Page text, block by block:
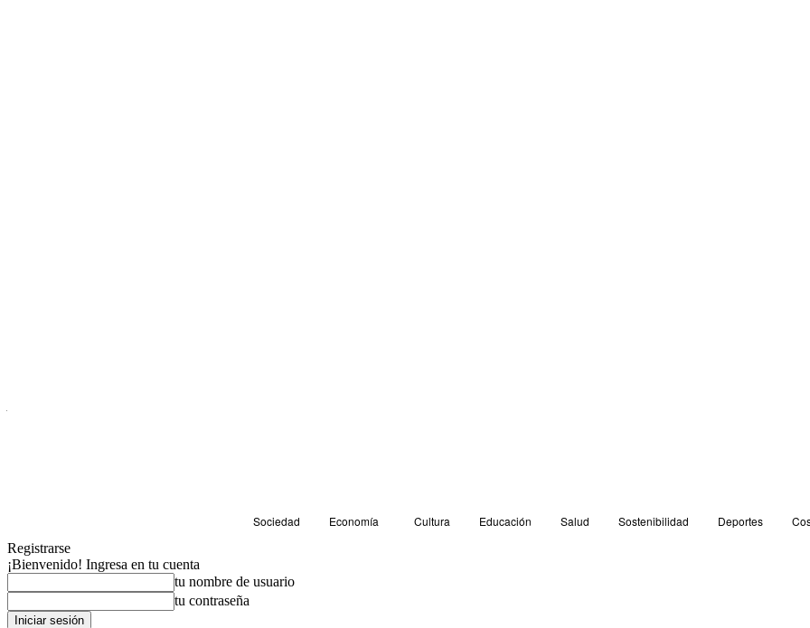
Sociedad Economía Cultura Educación Salud Sostenibilidad Deportes
Registrarse
¡Bienvenido! Ingresa en tu cuenta
tu nombre de usuario
tu contraseña